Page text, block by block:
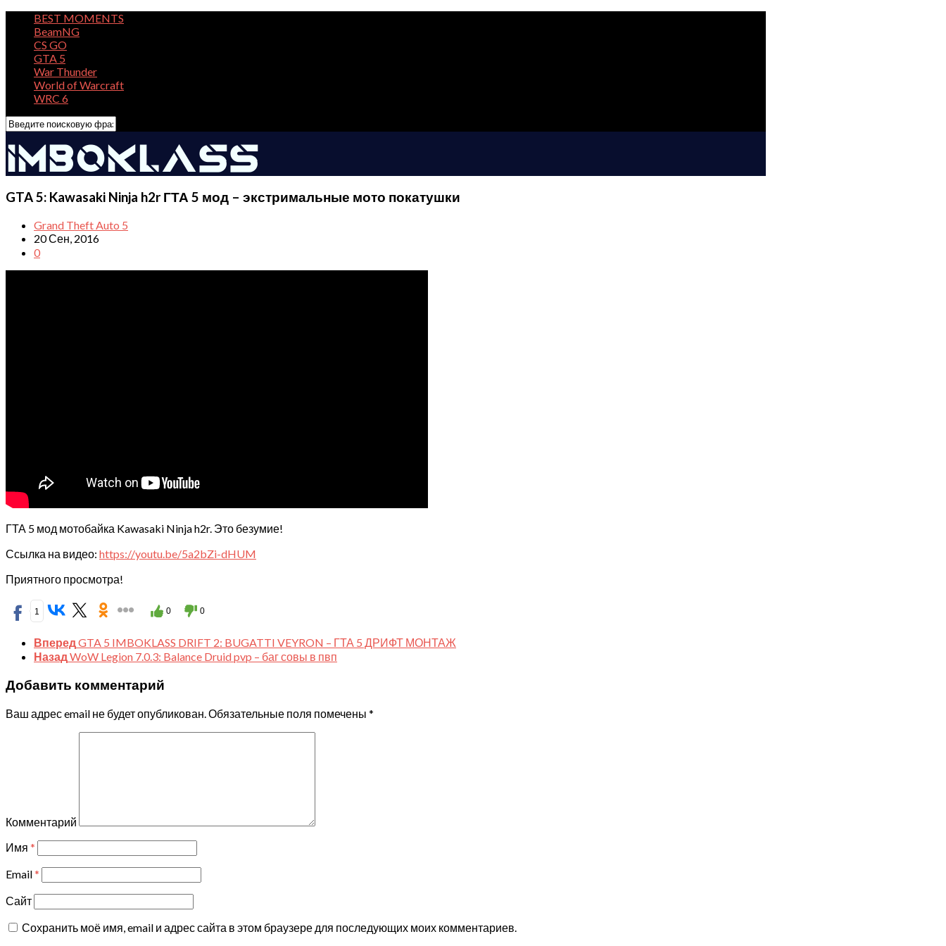
BEST MOMENTS
BeamNG
CS GO
GTA 5
War Thunder
World of Warcraft
WRC 6
GTA 5: Kawasaki Ninja h2r ГТА 5 мод – экстримальные мото покатушки
Grand Theft Auto 5
20 Сен, 2016
0
ГТА 5 мод мотобайка Kawasaki Ninja h2r. Это безумие!
Ссылка на видео: https://youtu.be/5a2bZi-dHUM
Приятного просмотра!
1 0 0
ВпередGTA 5 IMBOKLASS DRIFT 2: BUGATTI VEYRON – ГТА 5 ДРИФТ МОНТАЖ
НазадWoW Legion 7.0.3: Balance Druid pvp – баг совы в пвп
Добавить комментарий
Ваш адрес email не будет опубликован.Обязательные поля помечены *
Комментарий
Имя *
Email*
Сайт
Сохранить моё имя, email и адрес сайта в этом браузере для последующих моих комментариев.